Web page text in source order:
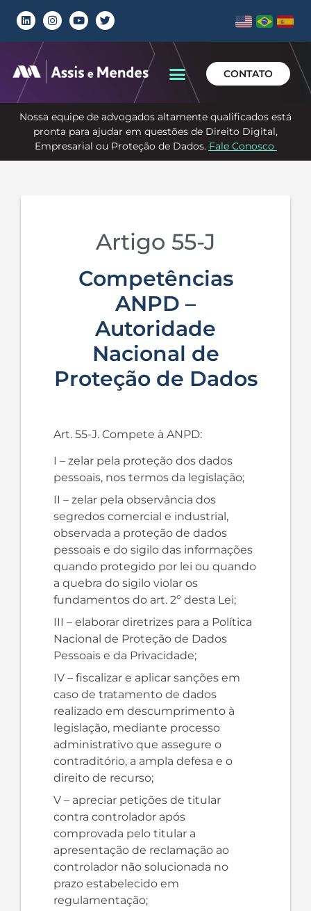
CONTATO
Nossa equipe de advogados altamente qualificados está
pronta para ajudar em questões de Direito Digital,
Empresarial ou Proteção de Dados. Fale Conosco
Artigo 55-J
Competências
ANPD –
Autoridade
Nacional de
Proteção de Dados
Art. 55-J. Compete à ANPD:
I – zelar pela proteção dos dados
pessoais, nos termos da legislação;
II – zelar pela observância dos
segredos comercial e industrial,
observada a proteção de dados
pessoais e do sigilo das informações
quando protegido por lei ou quando
a quebra do sigilo violar os
fundamentos do art. 2º desta Lei;
III – elaborar diretrizes para a Política
Nacional de Proteção de Dados
Pessoais e da Privacidade;
IV – fiscalizar e aplicar sanções em
caso de tratamento de dados
realizado em descumprimento à
legislação, mediante processo
administrativo que assegure o
contraditório, a ampla defesa e o
direito de recurso;
V – apreciar petições de titular
contra controlador após
comprovada pelo titular a
apresentação de reclamação ao
controlador não solucionada no
prazo estabelecido em
regulamentação;